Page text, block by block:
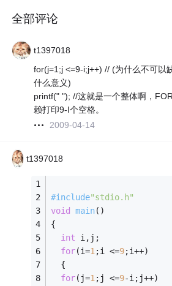
全部评论
t1397018
for(j=1;j <=9-i;j++) // (为什么不可以
什么意义)
printf(" "); //这就是一个整体啊，
赖打印9-I个空格。
2009-04-14
t1397018
#include"stdio.h"
void
main()
{
int i,j;
for(i=1;i <=9;i++)
  {
for(j=1;j <=9-i;j++)